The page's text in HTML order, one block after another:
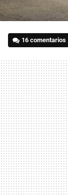
16 comentarios